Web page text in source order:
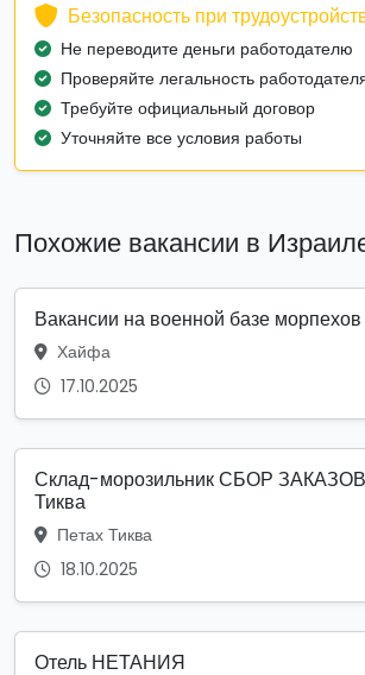
Безопасность при
Не переводите деньги работодателю
Проверяйте легальность
Требуйте официальный договор
Уточняйте все условия работы
Похожие вакансии в
Вакансии на военной базе морпехов
Хайфа
17.10.2025
Склад-морозильник СБОР ЗАКАЗОВ
Тиква
Петах Тиква
18.10.2025
Отель НЕТАНИЯ